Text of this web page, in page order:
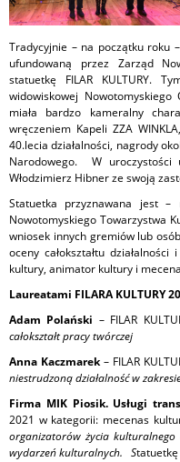
Tradycyjnie – na początku roku
ufundowaną przez Zarząd
statuetkę FILAR KULTURY.
widowiskowej
miała bardzo kameralny
wręczeniem Kapeli ZZA
40.lecia działalności, nagrody
Narodowego. W uroczystości
Włodzimierz Hibner ze swoją
Statuetka przyznawana jest –
Nowotomyskiego Towarzystwa
wniosek innych gremiów lub
oceny całokształtu
kultury, animator kultury i
Laureatami FILARA KULTURY
Adam Polański – FILAR
całokształt pracy twórczej
Anna Kaczmarek– FILAR
niestrudzoną działalność w
Firma MIK Piosik. Usługi
2021 w kategorii: mecenas
organizatorów życia kulturalnego
wydarzeń kulturalnych. Statuetkę